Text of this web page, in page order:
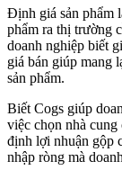
Định giá sản phẩm
phẩm ra thị trường
doanh nghiệp biết
giá bán giúp mang
sản phẩm.
Biết Cogs giúp
việc chọn nhà
định lợi nhuận gộp
nhập ròng mà